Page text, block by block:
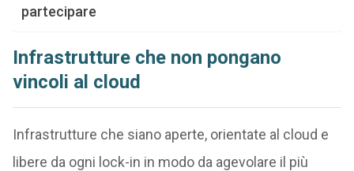
partecipare
Infrastrutture che non pongano
vincoli al cloud
Infrastrutture che siano aperte, orientate al cloud e
libere da ogni lock-in in modo da agevolare il più